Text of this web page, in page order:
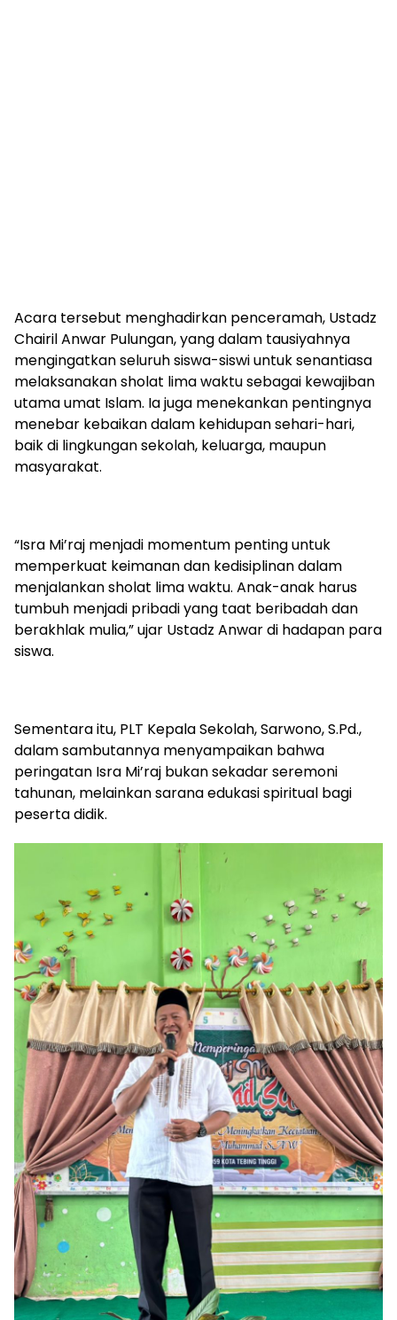
Acara tersebut menghadirkan penceramah, Ustadz
Chairil Anwar Pulungan, yang dalam tausiyahnya
mengingatkan seluruh siswa-siswi untuk senantiasa
melaksanakan sholat lima waktu sebagai kewajiban
utama umat Islam. Ia juga menekankan pentingnya
menebar kebaikan dalam kehidupan sehari-hari,
baik di lingkungan sekolah, keluarga, maupun
masyarakat.
“Isra Mi’raj menjadi momentum penting untuk
memperkuat keimanan dan kedisiplinan dalam
menjalankan sholat lima waktu. Anak-anak harus
tumbuh menjadi pribadi yang taat beribadah dan
berakhlak mulia,” ujar Ustadz Anwar di hadapan para
siswa.
Sementara itu, PLT Kepala Sekolah, Sarwono, S.Pd.,
dalam sambutannya menyampaikan bahwa
peringatan Isra Mi’raj bukan sekadar seremoni
tahunan, melainkan sarana edukasi spiritual bagi
peserta didik.